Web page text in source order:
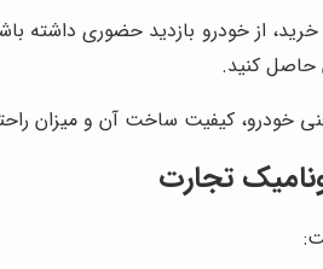
خرید، از خودرو بازدید حضوری
حاصل کنید.
خودرو، کیفیت ساخت آن و میزان
تجارت